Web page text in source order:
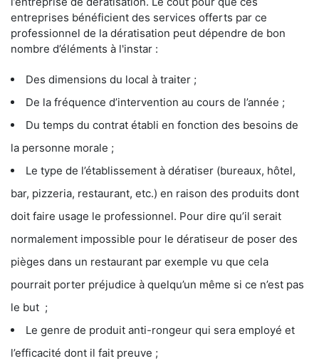
entreprises bénéficient des services offerts par ce
professionnel de la dératisation peut dépendre de bon
nombre d’éléments à l'instar :
Des dimensions du local à traiter ;
De la fréquence d’intervention au cours de l’année ;
Du temps du contrat établi en fonction des besoins de
la personne morale ;
Le type de l’établissement à dératiser (bureaux, hôtel,
bar, pizzeria, restaurant, etc.) en raison des produits dont
doit faire usage le professionnel. Pour dire qu’il serait
normalement impossible pour le dératiseur de poser des
pièges dans un restaurant par exemple vu que cela
pourrait porter préjudice à quelqu’un même si ce n’est pas
le but ;
Le genre de produit anti-rongeur qui sera employé et
l’efficacité dont il fait preuve ;